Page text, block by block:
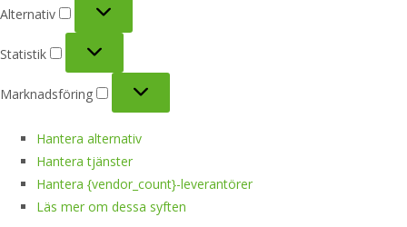
Alternativ
Statistik
Marknadsföring
Hantera alternativ
Hantera tjänster
Hantera {vendor_count}-leverantörer
Läs mer om dessa syften